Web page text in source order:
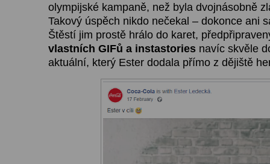
olympijské kampaně, než byla dvojnásobně
Takový úspěch nikdo nečekal – dokonce ani
Štěstí jim prostě hrálo do karet,
vlastních GIFů a instastories navíc skvěle
aktuální, který Ester dodala přímo z dějiště